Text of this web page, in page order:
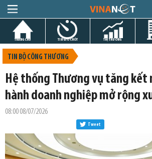
TRANG CHỦ TIN GIỜ CHÓT THỊ TRƯỜNG
TIN BỘ CÔNG THƯƠNG
Hệ thống Thương vụ tăng kết
hành doanh nghiệp mở rộng
08:00 08/07/2026
Tweet